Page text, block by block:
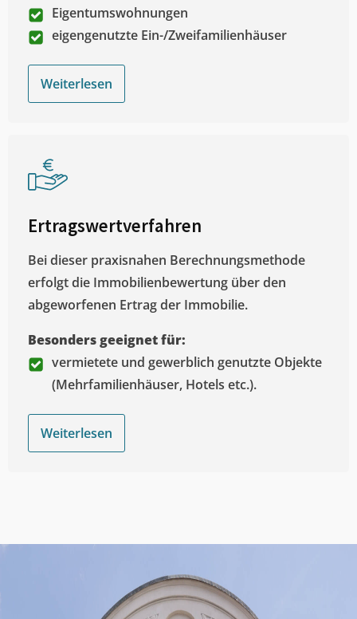
Eigentumswohnungen
eigengenutzte Ein-/Zweifamilienhäuser
Weiterlesen
Ertragswertverfahren
Bei dieser praxisnahen Berechnungsmethode
erfolgt die Immobilienbewertung über den
abgeworfenen Ertrag der Immobilie.
Besonders geeignet für:
vermietete und gewerblich genutzte Objekte
(Mehrfamilienhäuser, Hotels etc.).
Weiterlesen